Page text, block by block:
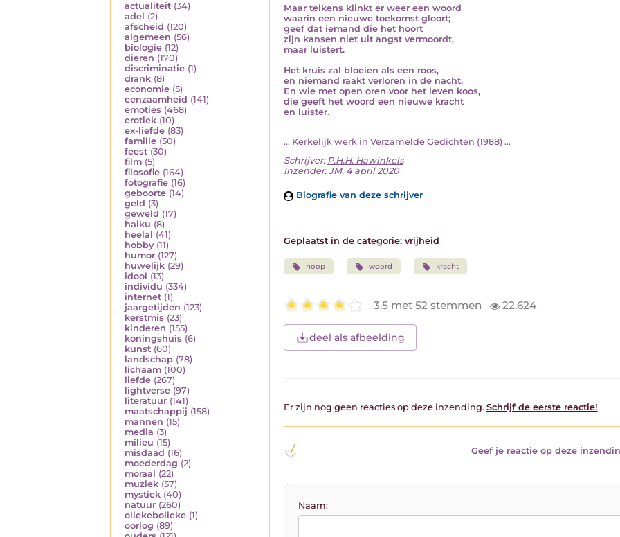
actualiteit (34)
adel (2)
afscheid (120)
algemeen (56)
biologie (12)
dieren (170)
discriminatie (1)
drank (8)
economie (5)
eenzaamheid (141)
emoties (468)
erotiek (10)
ex-liefde (83)
familie (50)
feest (30)
film (5)
filosofie (164)
fotografie (16)
geboorte (14)
geld (3)
geweld (17)
haiku (8)
heelal (41)
hobby (11)
humor (127)
huwelijk (29)
idool (13)
individu (334)
internet (1)
jaargetijden (123)
kerstmis (23)
kinderen (155)
koningshuis (6)
kunst (60)
landschap (78)
lichaam (100)
liefde (267)
lightverse (97)
literatuur (141)
maatschappij (158)
mannen (15)
media (3)
milieu (15)
misdaad (16)
moederdag (2)
moraal (22)
muziek (57)
mystiek (40)
natuur (260)
ollekebolleke (1)
oorlog (89)
Maar telkens klinkt er weer een woord
waarin een nieuwe toekomst gloort;
geef dat iemand die het hoort
zijn kansen niet uit angst vermoordt,
maar luistert.
Het kruis zal bloeien als een roos,
en niemand raakt verloren in de nacht.
En wie met open oren voor het leven koos,
die geeft het woord een nieuwe kracht
en luister.
... Kerkelijk werk in Verzamelde Gedichten (1988) ...
Schrijver: P.H.H. Hawinkels
Inzender: JM, 4 april 2020
Biografie van deze schrijver
Geplaatst in de categorie: vrijheid
hoop woord kracht
3.5 met 52 stemmen 22.624
deel als afbeelding
Er zijn nog geen reacties op deze inzending. Schrijf de eerste reactie!
Geef je reactie op deze
Naam: